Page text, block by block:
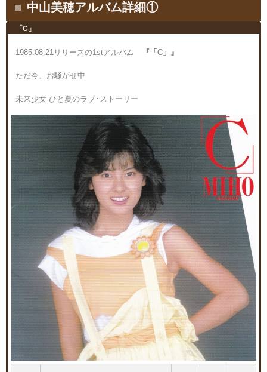
中山美穂アルバム詳細①
「C」
1985.08.21リリースの1stアルバム 『「C」』
ただ今、お騒がせ中
未来少女 ひと夏のラブ･ストーリー